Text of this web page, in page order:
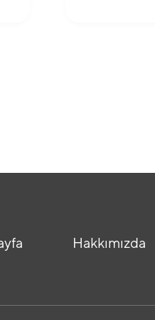
Hakkımızda